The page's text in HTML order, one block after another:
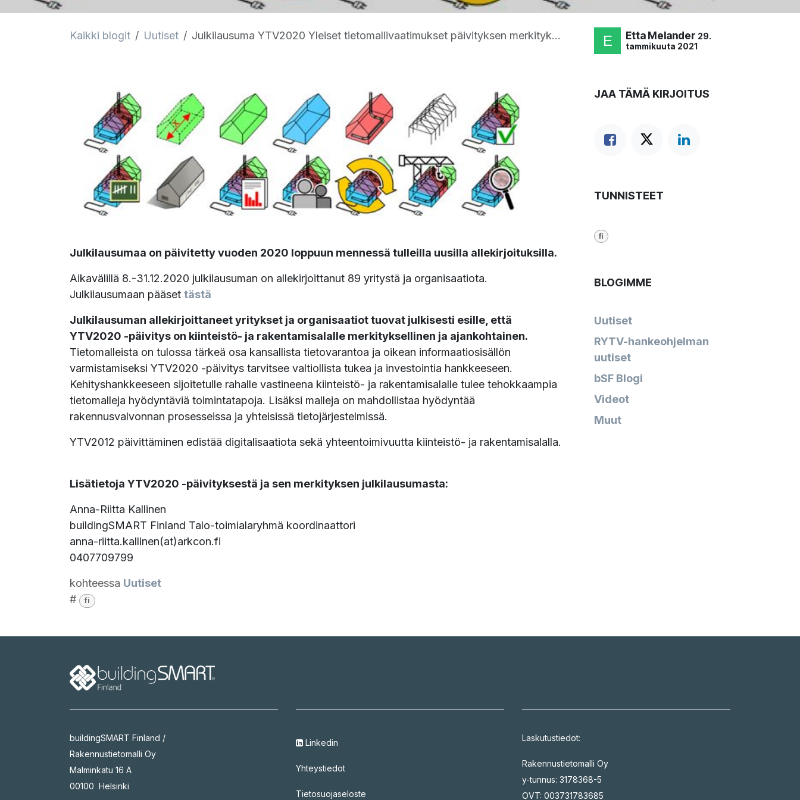
Kaikki blogit Uutiset Julkilausuma YTV2020 Yleiset tietomallivaatimukset päivityksen merkityksellisyydestä on päivitetty uusilla allekirjoituksilla
Julkilausumaa on päivitetty vuoden 2020 loppuun mennessä tulleilla uusilla allekirjoituksilla.
Aikavälillä 8.-31.12.2020 julkilausuman on allekirjoittanut 89 yritystä ja organisaatiota.
Julkilausumaan pääset tästä
Julkilausuman allekirjoittaneet yritykset ja organisaatiot tuovat julkisesti esille, että
YTV2020 -päivitys on kiinteistö- ja rakentamisalalle merkityksellinen ja ajankohtainen.
Tietomalleista on tulossa tärkeä osa kansallista tietovarantoa ja oikean informaatiosisällön
varmistamiseksi YTV2020 -päivitys tarvitsee valtiollista tukea ja investointia hankkeeseen.
Kehityshankkeeseen sijoitetulle rahalle vastineena kiinteistö- ja rakentamisalalle tulee tehokkaampia
tietomalleja hyödyntäviä toimintatapoja. Lisäksi malleja on mahdollistaa hyödyntää
rakennusvalvonnan prosesseissa ja yhteisissä tietojärjestelmissä.
YTV2012 päivittäminen edistää digitalisaatiota sekä yhteentoimivuutta kiinteistö- ja rakentamisalalla.
Lisätietoja YTV2020 -päivityksestä ja sen merkityksen julkilausumasta:
Anna-Riitta Kallinen
buildingSMART Finland Talo-toimialaryhmä koordinaattori
anna-riitta.kallinen(at)arkcon.fi
0407709799
kohteessa Uutiset
#
fi
Etta Melander 29.
tammikuuta 2021
JAA TÄMÄ KIRJOITUS
TUNNISTEET
fi
BLOGIMME
Uutiset
RYTV-hankeohjelman
uutiset
bSF Blogi
Videot
Muut
buildingSMART Finland /
Rakennustietomalli Oy
Malminkatu 16 A
00100 Helsinki
Linkedin
Yhteystiedot
Tietosuojaseloste
Laskutustiedot:
Rakennustietomalli Oy
y-tunnus: 3178368-5
OVT: 003731783685